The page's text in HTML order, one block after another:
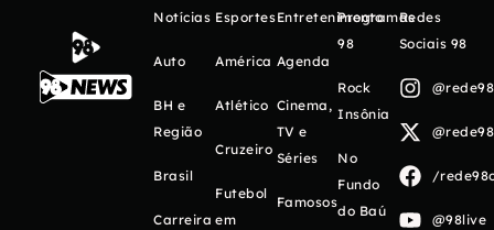
Notícias
Auto
BH e
Região
Brasil
Carreira
Esportes
América
Atlético
Cruzeiro
Futebol
em
Entretenimento
Agenda
Cinema,
TV e
Séries
Famosos
Programas
98
Rock
Insônia
No
Fundo
do Baú
Redes
Sociais 98
/
@98live